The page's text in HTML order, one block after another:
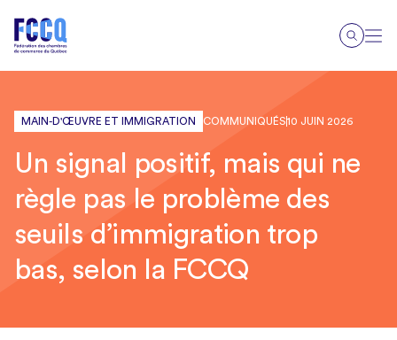
MAIN-D'ŒUVRE ET IMMIGRATION COMMUNIQUÉS10 JUIN 2026
Un signal positif, mais qui ne
règle pas le problème des
seuils d’immigration trop
bas, selon la FCCQ